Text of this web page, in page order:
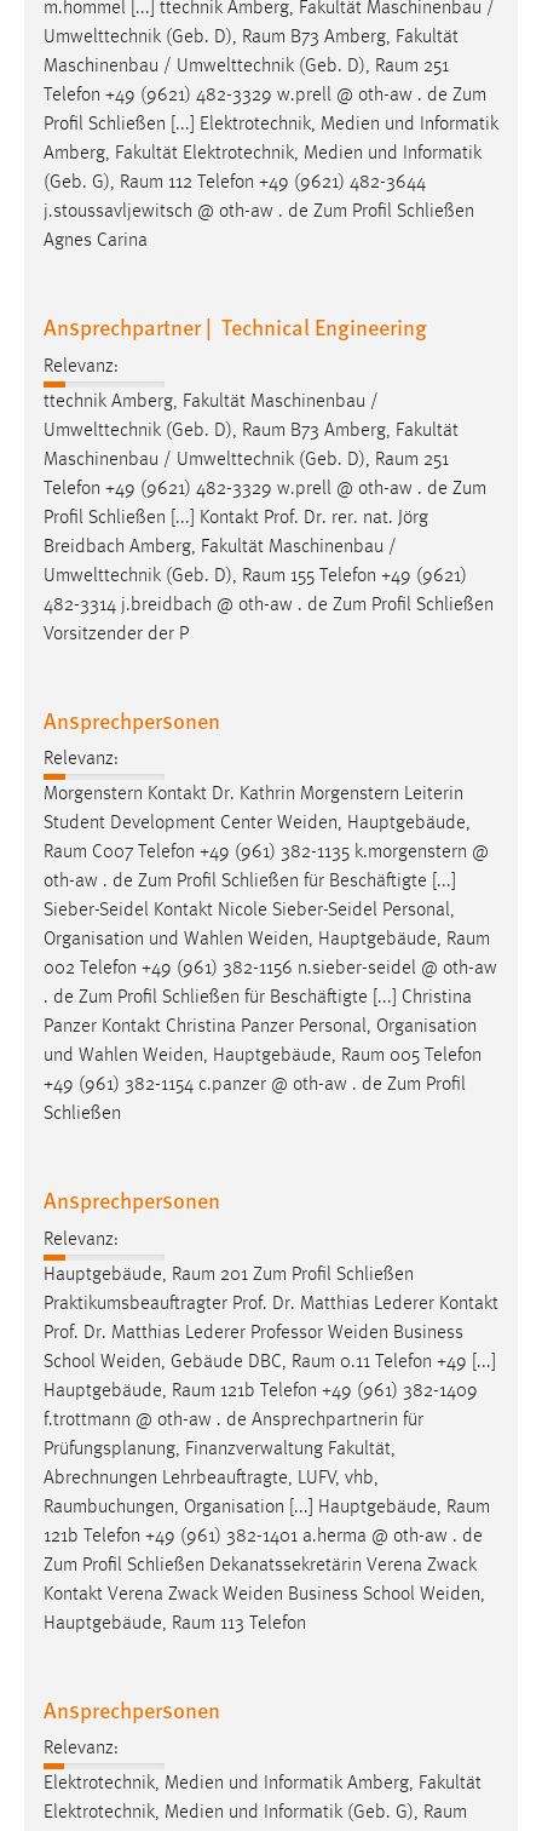
m.hommel [...] ttechnik Amberg, Fakultät Maschinenbau /
Umwelttechnik (Geb. D), Raum B73 Amberg, Fakultät
Maschinenbau / Umwelttechnik (Geb. D), Raum 251
Telefon +49 (9621) 482-3329 w.prell @ oth-aw . de Zum
Profil Schließen [...] Elektrotechnik, Medien und Informatik
Amberg, Fakultät Elektrotechnik, Medien und Informatik
(Geb. G), Raum 112 Telefon +49 (9621) 482-3644
j.stoussavljewitsch @ oth-aw . de Zum Profil Schließen
Agnes Carina
Ansprechpartner | Technical Engineering
Relevanz:
ttechnik Amberg, Fakultät Maschinenbau /
Umwelttechnik (Geb. D), Raum B73 Amberg, Fakultät
Maschinenbau / Umwelttechnik (Geb. D), Raum 251
Telefon +49 (9621) 482-3329 w.prell @ oth-aw . de Zum
Profil Schließen [...] Kontakt Prof. Dr. rer. nat. Jörg
Breidbach Amberg, Fakultät Maschinenbau /
Umwelttechnik (Geb. D), Raum 155 Telefon +49 (9621)
482-3314 j.breidbach @ oth-aw . de Zum Profil Schließen
Vorsitzender der P
Ansprechpersonen
Relevanz:
Morgenstern Kontakt Dr. Kathrin Morgenstern Leiterin
Student Development Center Weiden, Hauptgebäude,
Raum C007 Telefon +49 (961) 382-1135 k.morgenstern @
oth-aw . de Zum Profil Schließen für Beschäftigte [...]
Sieber-Seidel Kontakt Nicole Sieber-Seidel Personal,
Organisation und Wahlen Weiden, Hauptgebäude, Raum
002 Telefon +49 (961) 382-1156 n.sieber-seidel @ oth-aw
. de Zum Profil Schließen für Beschäftigte [...] Christina
Panzer Kontakt Christina Panzer Personal, Organisation
und Wahlen Weiden, Hauptgebäude, Raum 005 Telefon
+49 (961) 382-1154 c.panzer @ oth-aw . de Zum Profil
Schließen
Ansprechpersonen
Relevanz:
Hauptgebäude, Raum 201 Zum Profil Schließen
Praktikumsbeauftragter Prof. Dr. Matthias Lederer Kontakt
Prof. Dr. Matthias Lederer Professor Weiden Business
School Weiden, Gebäude DBC, Raum 0.11 Telefon +49 [...]
Hauptgebäude, Raum 121b Telefon +49 (961) 382-1409
f.trottmann @ oth-aw . de Ansprechpartnerin für
Prüfungsplanung, Finanzverwaltung Fakultät,
Abrechnungen Lehrbeauftragte, LUFV, vhb,
Raumbuchungen, Organisation [...] Hauptgebäude, Raum
121b Telefon +49 (961) 382-1401 a.herma @ oth-aw . de
Zum Profil Schließen Dekanatssekretärin Verena Zwack
Kontakt Verena Zwack Weiden Business School Weiden,
Hauptgebäude, Raum 113 Telefon
Ansprechpersonen
Relevanz:
Elektrotechnik, Medien und Informatik Amberg, Fakultät
Elektrotechnik, Medien und Informatik (Geb. G), Raum
Conversion-Tracking
Cookie Laufzeit:
3 Monate
Facebook Pixel
Name:
_fbp
Zweck:
Conversion-Tracking
Cookie Laufzeit:
3 Monate
EXTERNE MEDIEN
Um Inhalte von Videoplattformen und Social Media
Plattformen anzeigen zu können, werden von diesen
YouTube
Vimeo